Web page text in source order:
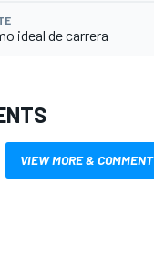
ideal de carrera
VIEW MORE & COMMENT